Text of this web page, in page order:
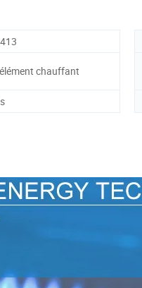
chauffant